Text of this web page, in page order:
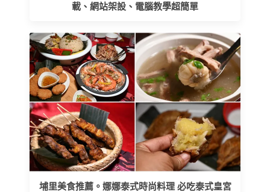
載、網站架設、電腦教學超簡單
埔里美食推薦。娜娜泰式時尚料理 必吃泰式皇宮